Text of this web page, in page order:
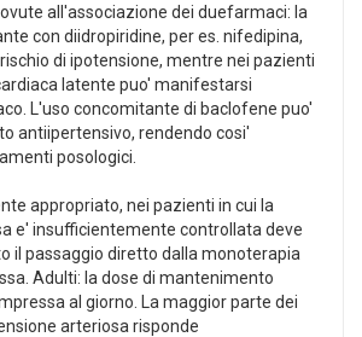
all'associazione dei duefarmaci: la
con diidropiridine, per es. nifedipina,
di ipotensione, mentre nei pazienti
latente puo' manifestarsi
L'uso concomitante di baclofene puo'
antiipertensivo, rendendo cosi'
posologici.
appropriato, nei pazienti in cui la
e' insufficientemente controllata deve
il passaggio diretto dalla monoterapia
Adulti: la dose di mantenimento
al giorno. La maggior parte dei
arteriosa risponde